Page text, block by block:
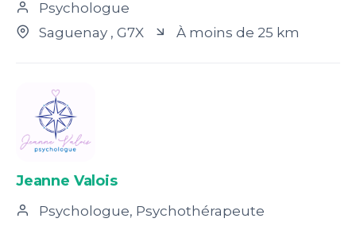
Psychologue
Saguenay , G7X À moins de 25 km
Jeanne Valois
Psychologue, Psychothérapeute